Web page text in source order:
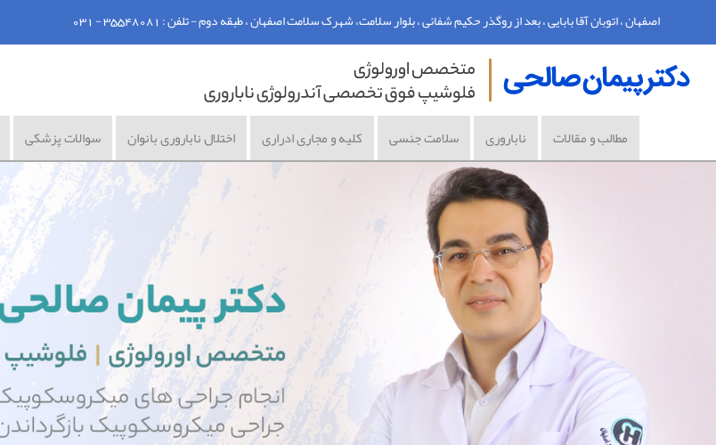
اصفهان ، اتوبان آقا بابایی ، بعد از روگذر حکیم شفائی ، بلوار سلامت، شهرک سلامت اصفهان ، طبقه دوم - تلفن : 35548081 - 031
مطالب و مقالات ناباروری سلامت جنسی کلیه و مجاری ادراری اختلال ناباروری بانوان سوالات پزشکی